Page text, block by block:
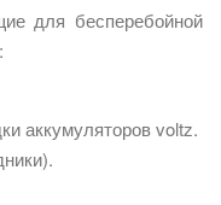
для бесперебойной
аккумуляторов voltz.